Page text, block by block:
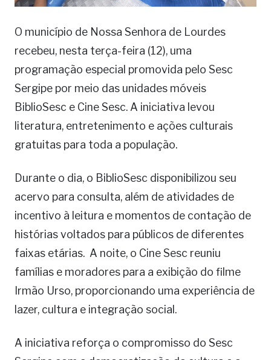
O município de Nossa Senhora de Lourdes
recebeu, nesta terça-feira (12), uma
programação especial promovida pelo Sesc
Sergipe por meio das unidades móveis
BiblioSesc e Cine Sesc. A iniciativa levou
literatura, entretenimento e ações culturais
gratuitas para toda a população.
Durante o dia, o BiblioSesc disponibilizou seu
acervo para consulta, além de atividades de
incentivo à leitura e momentos de contação de
histórias voltados para públicos de diferentes
faixas etárias. A noite, o Cine Sesc reuniu
famílias e moradores para a exibição do filme
Irmão Urso, proporcionando uma experiência de
lazer, cultura e integração social.
A iniciativa reforça o compromisso do Sesc